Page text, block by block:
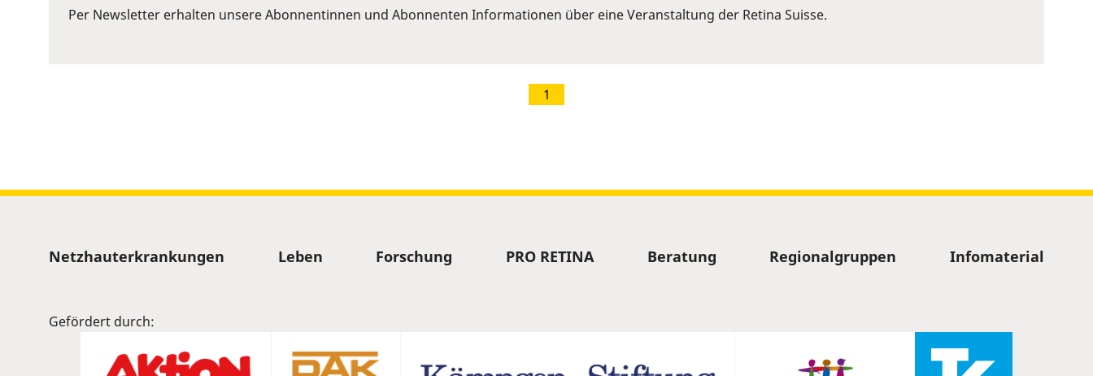
or
Per Newsletter erhalten unsere Abonnentinnen und Abonnenten Informationen über eine Veranstaltung der Retina Suisse.
1
Sitemap
Netzhauterkrankungen Leben Forschung PRO RETINA Beratung Regionalgruppen Infomaterial
Gefördert durch: